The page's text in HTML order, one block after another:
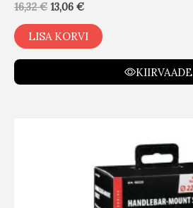
16,32€ 13,06 €
LISA KORVI
KIIRVAADE